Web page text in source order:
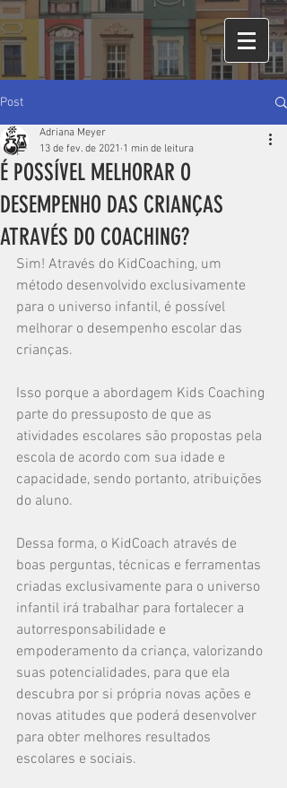
Post
É POSSÍVEL MELHORAR O
DESEMPENHO DAS CRIANÇAS
ATRAVÉS DO COACHING?
Adriana Meyer
13 de fev. de 2021 1 min de leitura
Sim! Através do KidCoaching, um
método desenvolvido exclusivamente
para o universo infantil, é possível
melhorar o desempenho escolar das
crianças.
Isso porque a abordagem Kids Coaching
parte do pressuposto de que as
atividades escolares são propostas pela
escola de acordo com sua idade e
capacidade, sendo portanto, atribuições
do aluno.
Dessa forma, o KidCoach através de
boas perguntas, técnicas e ferramentas
criadas exclusivamente para o universo
infantil irá trabalhar para fortalecer a
autorresponsabilidade e
empoderamento da criança, valorizando
suas potencialidades, para que ela
descubra por si própria novas ações e
novas atitudes que poderá desenvolver
para obter melhores resultados
escolares e sociais.